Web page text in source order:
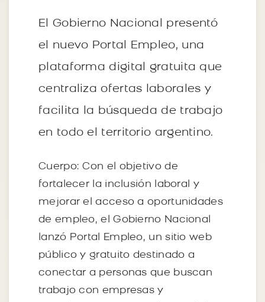
El Gobierno Nacional presentó
el nuevo Portal Empleo, una
plataforma digital gratuita que
centraliza ofertas laborales y
facilita la búsqueda de trabajo
en todo el territorio argentino.
Cuerpo: Con el objetivo de
fortalecer la inclusión laboral y
mejorar el acceso a oportunidades
de empleo, el Gobierno Nacional
lanzó Portal Empleo, un sitio web
público y gratuito destinado a
conectar a personas que buscan
trabajo con empresas y